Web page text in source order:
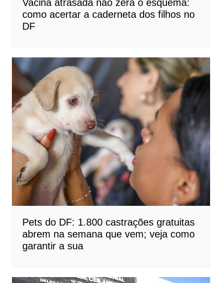
Vacina atrasada não zera o esquema:
como acertar a caderneta dos filhos no
DF
Pets do DF: 1.800 castrações gratuitas
abrem na semana que vem; veja como
garantir a sua